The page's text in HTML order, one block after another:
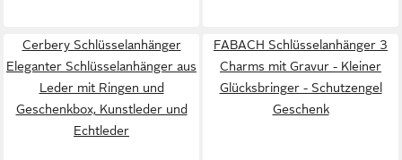
Cerbery Schlüsselanhänger
Eleganter Schlüsselanhänger aus
Leder mit Ringen und
Geschenkbox, Kunstleder und
Echtleder
FABACH Schlüsselanhänger 3
Charms mit Gravur - Kleiner
Glücksbringer - Schutzengel
Geschenk